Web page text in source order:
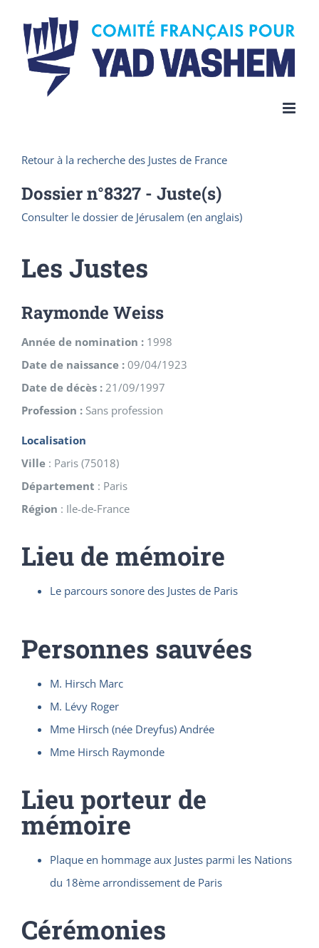
content
Retour à la recherche des Justes de France
Dossier n°8327 - Juste(s)
Consulter le dossier de Jérusalem (en anglais)
Les Justes
Raymonde Weiss
Année de nomination : 1998
Date de naissance : 09/04/1923
Date de décès : 21/09/1997
Profession : Sans profession
Localisation
Ville : Paris (75018)
Département : Paris
Région : Ile-de-France
Lieu de mémoire
Le parcours sonore des Justes de Paris
Personnes sauvées
M. Hirsch Marc
M. Lévy Roger
Mme Hirsch (née Dreyfus) Andrée
Mme Hirsch Raymonde
Lieu porteur de
mémoire
Plaque en hommage aux Justes parmi les Nations
du 18ème arrondissement de Paris
Cérémonies